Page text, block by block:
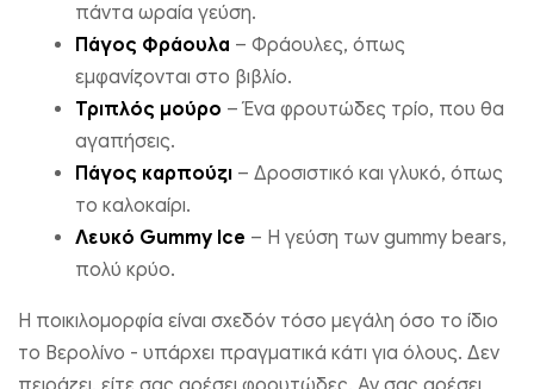
πάντα ωραία γεύση.
Πάγος Φράουλα – Φράουλες, όπως
εμφανίζονται στο βιβλίο.
Τριπλός μούρο – Ένα φρουτώδες τρίο, που θα
αγαπήσεις.
Πάγος καρπούζι – Δροσιστικό και γλυκό, όπως
το καλοκαίρι.
Λευκό Gummy Ice – Η γεύση των gummy bears,
πολύ κρύο.
Η ποικιλομορφία είναι σχεδόν τόσο μεγάλη όσο το ίδιο
το Βερολίνο - υπάρχει πραγματικά κάτι για όλους. Δεν